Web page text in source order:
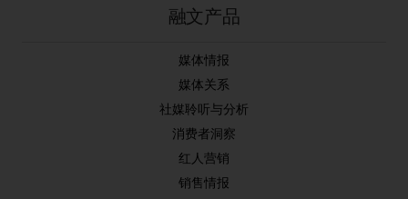
融文产品
媒体情报
媒体关系
社媒聆听与分析
消费者洞察
红人营销
销售情报